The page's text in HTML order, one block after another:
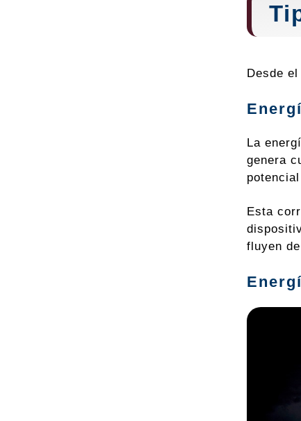
Desde
La
genera
Esta
fluyen